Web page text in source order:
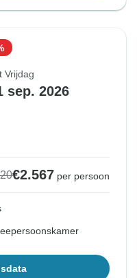
Vrijdag
sep. 2026
€2.567 per persoon